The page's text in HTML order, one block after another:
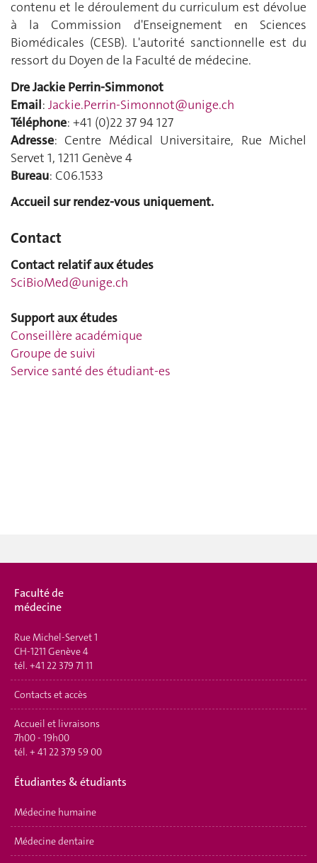
contenu et le déroulement du curriculum est dévolue
à la Commission d'Enseignement en Sciences
Biomédicales (CESB). L'autorité sanctionnelle est du
ressort du Doyen de la Faculté de médecine.
Dre Jackie Perrin-Simmonot
Email: Jackie.Perrin-Simonnot@unige.ch
Téléphone: +41 (0)22 37 94 127
Adresse: Centre Médical Universitaire, Rue Michel
Servet 1, 1211 Genève 4
Bureau: C06.1533
Accueil sur rendez-vous uniquement.
Contact
Contact relatif aux études
SciBioMed@unige.ch
Support aux études
Conseillère académique
Groupe de suivi
Service santé des étudiant-es
Faculté de
médecine
Rue Michel-Servet 1
CH-1211 Genève 4
tél. +41 22 379 71 11
Contacts et accès
Accueil et livraisons
7h00 - 19h00
tél. + 41 22 379 59 00
Étudiantes & étudiants
Médecine humaine
Médecine dentaire